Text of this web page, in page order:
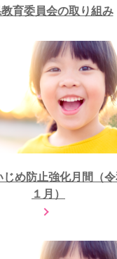
育委員会の取り組み
め防止強化月間（令
１月）